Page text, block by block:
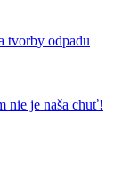
tvorby odpadu
nie je naša chuť!